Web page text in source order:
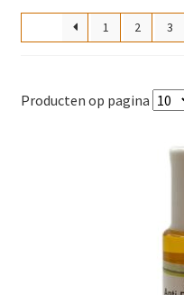
1
2 3
Producten op pagina